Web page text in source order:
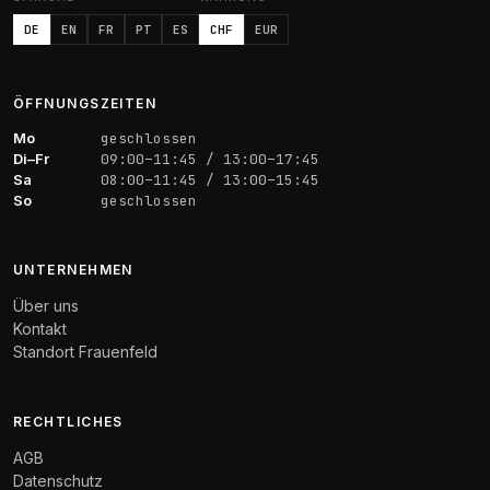
DE EN FR PT ES CHF EUR
ÖFFNUNGSZEITEN
Mo geschlossen
Di–Fr 09:00–11:45 / 13:00–17:45
Sa 08:00–11:45 / 13:00–15:45
So geschlossen
UNTERNEHMEN
Über uns
Kontakt
Standort Frauenfeld
RECHTLICHES
AGB
Datenschutz